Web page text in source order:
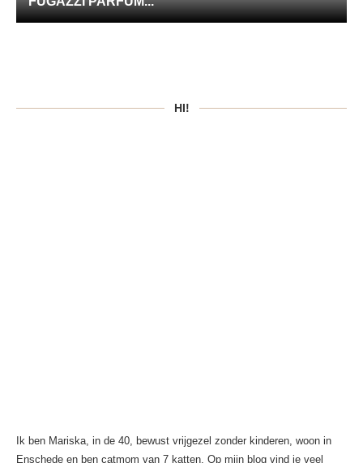
HI!
Ik ben Mariska, in de 40, bewust vrijgezel zonder kinderen, woon in
Enschede en ben catmom van 7 katten. Op mijn blog vind je veel